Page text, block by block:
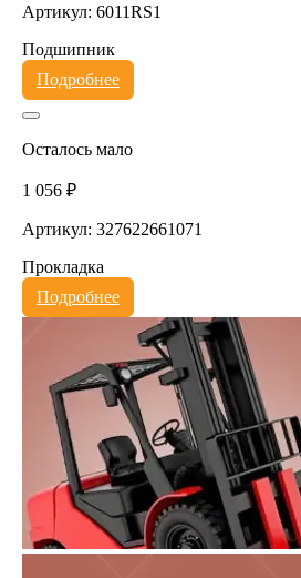
Артикул: 6011RS1
Подшипник
Подробнее
Осталось мало
1 056 ₽
Артикул: 327622661071
Прокладка
Подробнее